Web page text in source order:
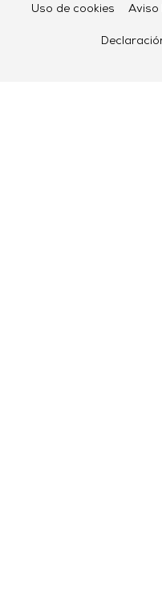
Uso de cookies Aviso